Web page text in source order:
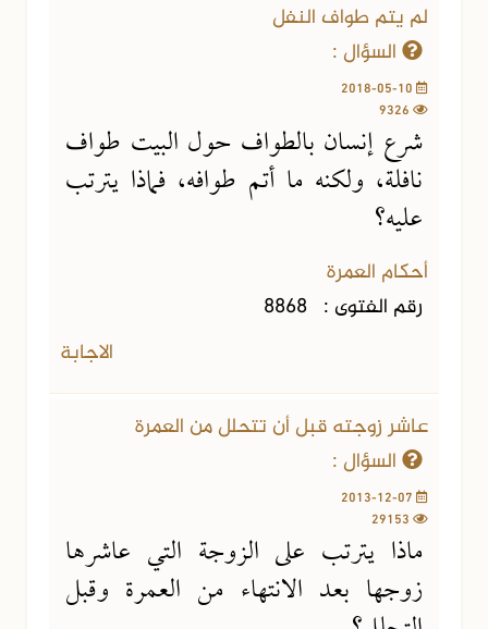
لم يتم طواف النفل
السؤال :
شرع إنسان بالطواف حول البيت طواف
نافلة، ولكنه ما أتم طوافه، فماذا يترتب
عليه؟
أحكام العمرة
رقم الفتوى : 8868
الاجابة
عاشر زوجته قبل أن تتحلل من العمرة
السؤال :
ماذا يترتب على الزوجة التي عاشرها
زوجها بعد الانتهاء من العمرة وقبل